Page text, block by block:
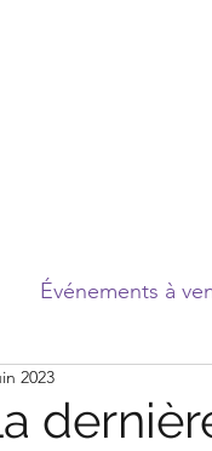
Événements à
2023